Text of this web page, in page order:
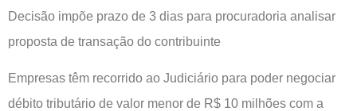
Decisão impõe prazo de 3 dias para procuradoria analisar
proposta de transação do contribuinte
Empresas têm recorrido ao Judiciário para poder negociar
débito tributário de valor menor de R$ 10 milhões com a